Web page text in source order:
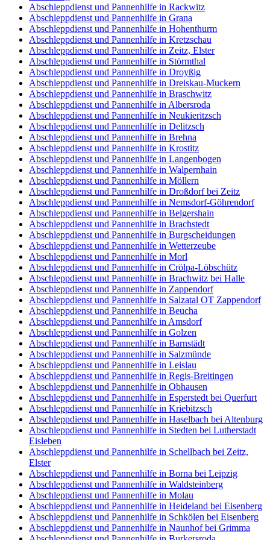
Abschleppdienst und Pannenhilfe in Rackwitz
Abschleppdienst und Pannenhilfe in Grana
Abschleppdienst und Pannenhilfe in Hohenthurm
Abschleppdienst und Pannenhilfe in Kretzschau
Abschleppdienst und Pannenhilfe in Zeitz, Elster
Abschleppdienst und Pannenhilfe in Störmthal
Abschleppdienst und Pannenhilfe in Droyßig
Abschleppdienst und Pannenhilfe in Dreiskau-Muckern
Abschleppdienst und Pannenhilfe in Braschwitz
Abschleppdienst und Pannenhilfe in Albersroda
Abschleppdienst und Pannenhilfe in Neukieritzsch
Abschleppdienst und Pannenhilfe in Delitzsch
Abschleppdienst und Pannenhilfe in Brehna
Abschleppdienst und Pannenhilfe in Krostitz
Abschleppdienst und Pannenhilfe in Langenbogen
Abschleppdienst und Pannenhilfe in Walpernhain
Abschleppdienst und Pannenhilfe in Möllern
Abschleppdienst und Pannenhilfe in Droßdorf bei Zeitz
Abschleppdienst und Pannenhilfe in Nemsdorf-Göhrendorf
Abschleppdienst und Pannenhilfe in Belgershain
Abschleppdienst und Pannenhilfe in Brachstedt
Abschleppdienst und Pannenhilfe in Burgscheidungen
Abschleppdienst und Pannenhilfe in Wetterzeube
Abschleppdienst und Pannenhilfe in Morl
Abschleppdienst und Pannenhilfe in Crölpa-Löbschütz
Abschleppdienst und Pannenhilfe in Brachwitz bei Halle
Abschleppdienst und Pannenhilfe in Zappendorf
Abschleppdienst und Pannenhilfe in Salzatal OT Zappendorf
Abschleppdienst und Pannenhilfe in Beucha
Abschleppdienst und Pannenhilfe in Amsdorf
Abschleppdienst und Pannenhilfe in Golzen
Abschleppdienst und Pannenhilfe in Barnstädt
Abschleppdienst und Pannenhilfe in Salzmünde
Abschleppdienst und Pannenhilfe in Leislau
Abschleppdienst und Pannenhilfe in Regis-Breitingen
Abschleppdienst und Pannenhilfe in Obhausen
Abschleppdienst und Pannenhilfe in Esperstedt bei Querfurt
Abschleppdienst und Pannenhilfe in Kriebitzsch
Abschleppdienst und Pannenhilfe in Haselbach bei Altenburg
Abschleppdienst und Pannenhilfe in Stedten bei Lutherstadt
Eisleben
Abschleppdienst und Pannenhilfe in Schellbach bei Zeitz,
Elster
Abschleppdienst und Pannenhilfe in Borna bei Leipzig
Abschleppdienst und Pannenhilfe in Waldsteinberg
Abschleppdienst und Pannenhilfe in Molau
Abschleppdienst und Pannenhilfe in Heideland bei Eisenberg
Abschleppdienst und Pannenhilfe in Schkölen bei Eisenberg
Abschleppdienst und Pannenhilfe in Naunhof bei Grimma